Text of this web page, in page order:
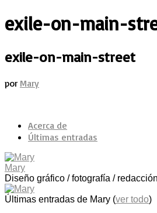
exile-on-main-
exile-on-main-street
por Mary
Acerca de
Últimas entradas
Mary
Diseño gráfico / fotografía /
Últimas entradas de Mary (ver todo)